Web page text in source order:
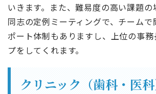
いきます。また、難易度の高い課題
同志の定例ミーティングで、チーム
ポート体制もありますし、上位の事
プをしてくれます。
クリニック（歯科・医